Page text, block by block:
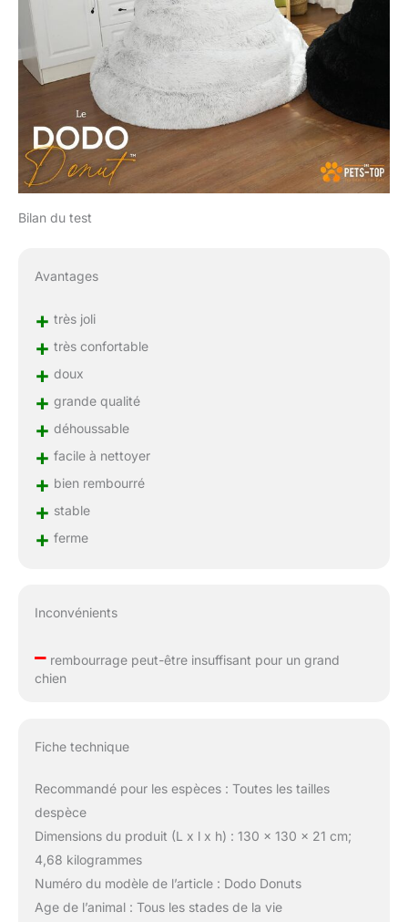
Bilan du test
Avantages
+ très joli
+ très confortable
+ doux
+ grande qualité
+ déhoussable
+ facile à nettoyer
+ bien rembourré
+ stable
+ ferme
Inconvénients
–rembourrage peut-être insuffisant pour un grand
chien
Fiche technique
Recommandé pour les espèces : Toutes les tailles
despèce
Dimensions du produit (L x l x h) : 130 x 130 x 21 cm;
4,68 kilogrammes
Numéro du modèle de l’article : Dodo Donuts
Age de l’animal : Tous les stades de la vie